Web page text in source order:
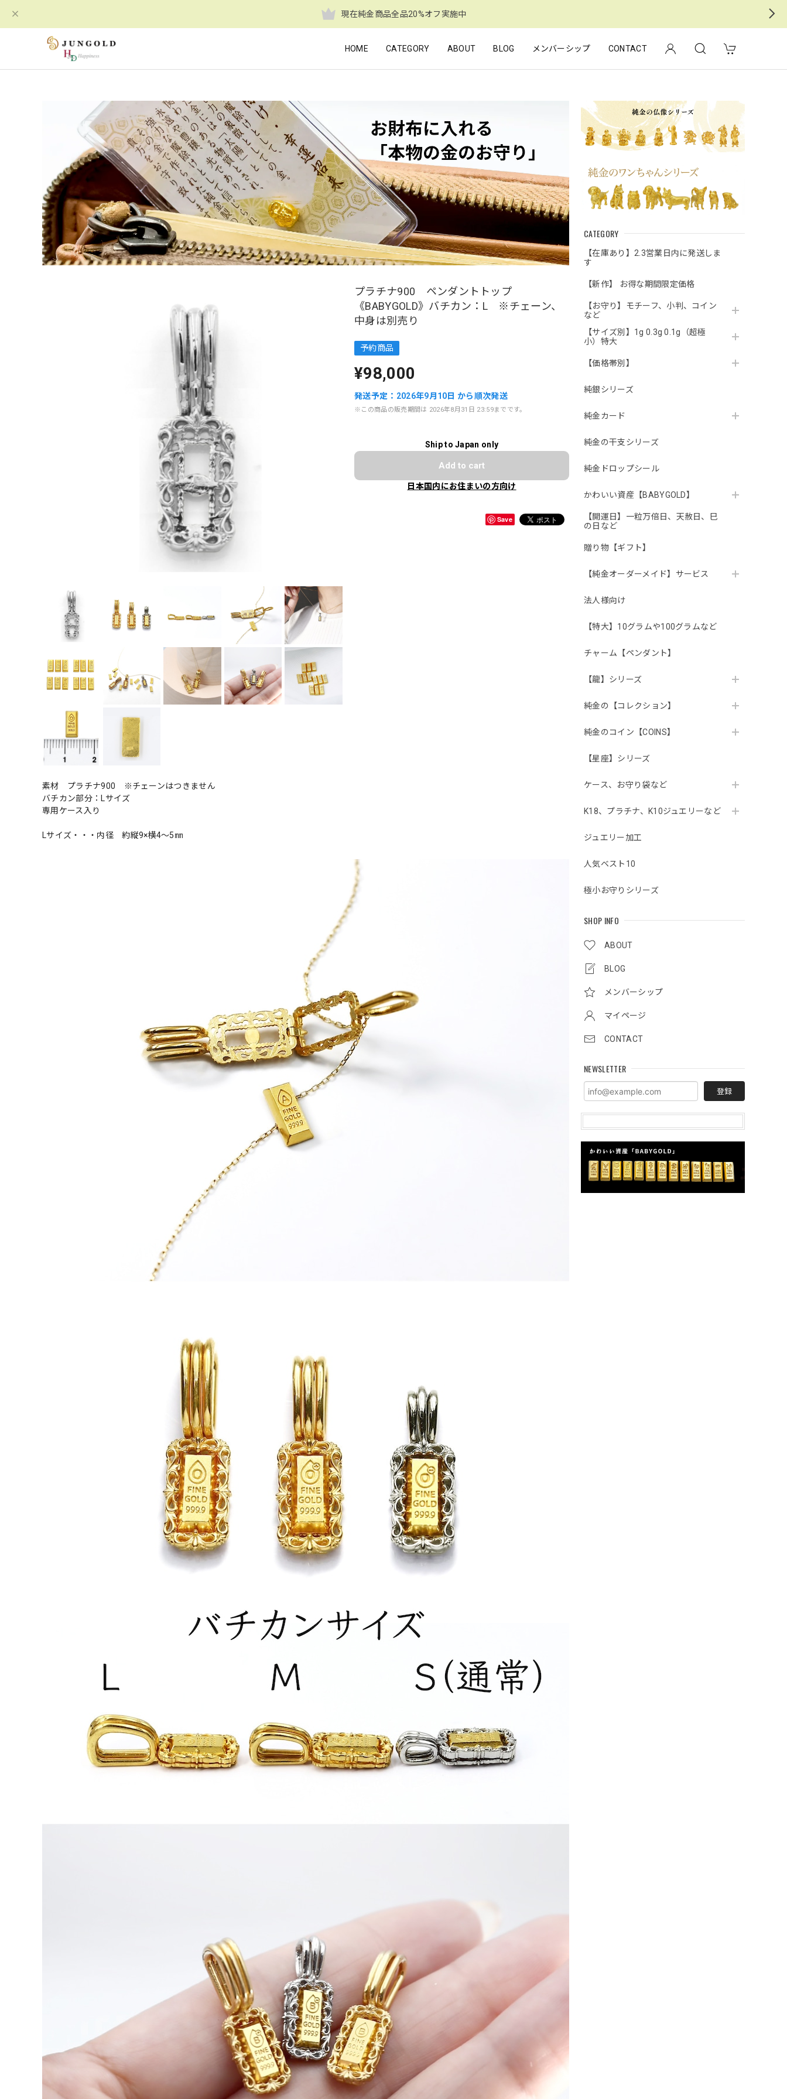
現在純金商品全品20%オフ実施中
HOME CATEGORY ABOUT BLOG メンバーシップ CONTACT
CATEGORY
【在庫あり】2.3営業日内に発送しま
す
【新作】 お得な期間限定価格
【お守り】モチーフ、小判、コイン
など
【サイズ別】1g 0.3g 0.1g（超極
小）特大
【価格帯別】
純銀シリーズ
純金カード
純金の干支シリーズ
純金ドロップシール
かわいい資産【BABYGOLD】
【開運日】一粒万倍日、天赦日、巳
の日など
贈り物【ギフト】
【純金オーダーメイド】サービス
法人様向け
【特大】10グラムや100グラムなど
チャーム【ペンダント】
【龍】シリーズ
純金の【コレクション】
純金のコイン【COINS】
【星座】シリーズ
ケース、お守り袋など
K18、プラチナ、K10ジュエリーなど
ジュエリー加工
人気ベスト10
極小お守りシリーズ
SHOP INFO
ABOUT
BLOG
メンバーシップ
マイページ
CONTACT
NEWSLETTER
登録
プラチナ900 ペンダントトップ
《BABYGOLD》バチカン：L ※チェーン、
中身は別売り
予約商品
¥98,000
発送予定：2026年9月10日 から順次発送
※この商品の販売期間は 2026年8月31日 23:59までです。
Ship to Japan only
Add to cart
日本国内にお住まいの方向け
Save
素材 プラチナ900 ※チェーンはつきません
バチカン部分：Lサイズ
専用ケース入り
Lサイズ・・・内径 約縦9×横4〜5㎜